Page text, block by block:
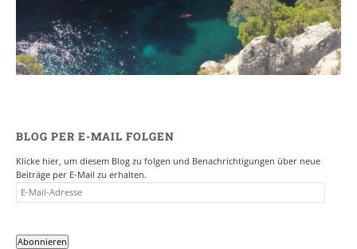
BLOG PER E-MAIL FOLGEN
Klicke hier, um diesem Blog zu folgen und Benachrichtigungen über neue
Beiträge per E-Mail zu erhalten.
E-
MAIL-
Abonnieren